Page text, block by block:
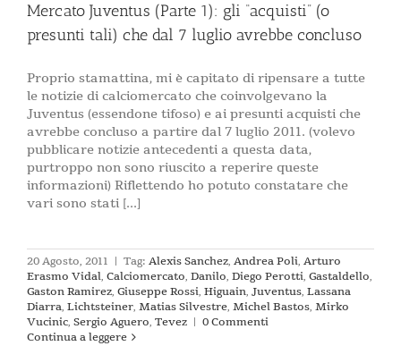
Mercato Juventus (Parte 1): gli “acquisti” (o
presunti tali) che dal 7 luglio avrebbe concluso
Proprio stamattina, mi è capitato di ripensare a tutte
le notizie di calciomercato che coinvolgevano la
Juventus (essendone tifoso) e ai presunti acquisti che
avrebbe concluso a partire dal 7 luglio 2011. (volevo
pubblicare notizie antecedenti a questa data,
purtroppo non sono riuscito a reperire queste
informazioni) Riflettendo ho potuto constatare che
vari sono stati [...]
20 Agosto, 2011 | Tag: Alexis Sanchez, Andrea Poli, Arturo
Erasmo Vidal, Calciomercato, Danilo, Diego Perotti, Gastaldello,
Gaston Ramirez, Giuseppe Rossi, Higuain, Juventus, Lassana
Diarra, Lichtsteiner, Matias Silvestre, Michel Bastos, Mirko
Vucinic, Sergio Aguero, Tevez | 0 Commenti
Continua a leggere